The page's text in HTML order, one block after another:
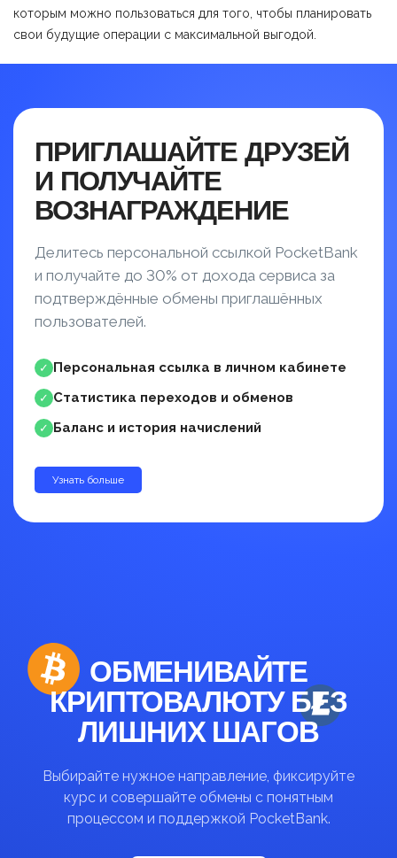
которым можно пользоваться для того, чтобы планировать
свои будущие операции с максимальной выгодой.
ПРИГЛАШАЙТЕ ДРУЗЕЙ
И ПОЛУЧАЙТЕ
ВОЗНАГРАЖДЕНИЕ
Делитесь персональной ссылкой PocketBank
и получайте до 30% от дохода сервиса за
подтверждённые обмены приглашённых
пользователей.
✓ Персональная ссылка в личном кабинете
✓ Статистика переходов и обменов
✓ Баланс и история начислений
Узнать больше
ОБМЕНИВАЙТЕ
КРИПТОВАЛЮТУ БЕЗ
ЛИШНИХ ШАГОВ
Выбирайте нужное направление, фиксируйте
курс и совершайте обмены с понятным
процессом и поддержкой PocketBank.